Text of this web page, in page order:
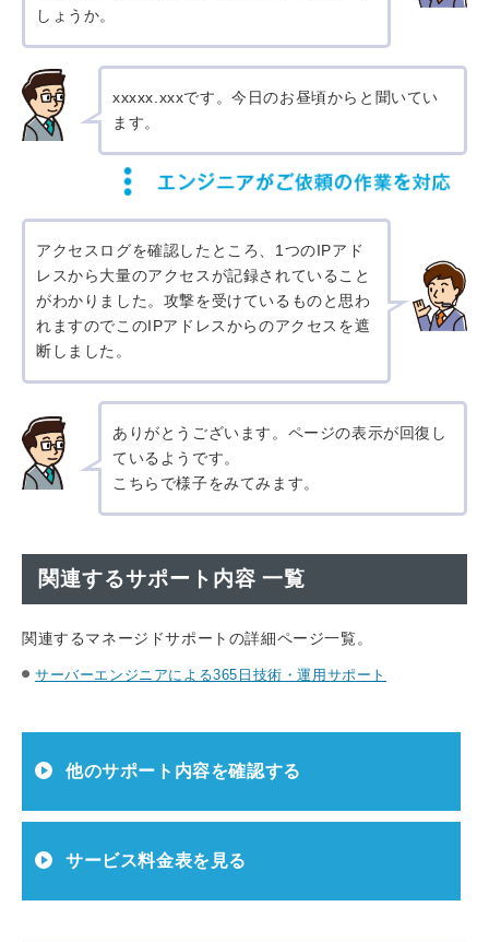
しょうか。
xxxxx.xxxです。今日のお昼頃からと聞いてい
ます。
アクセスログを確認したところ、1つのIPアド
レスから大量のアクセスが記録されていること
がわかりました。攻撃を受けているものと思わ
れますのでこのIPアドレスからのアクセスを遮
断しました。
ありがとうございます。ページの表示が回復し
ているようです。
こちらで様子をみてみます。
関連するサポート内容 一覧
関連するマネージドサポートの詳細ページ一覧。
サーバーエンジニアによる365日技術・運用サポート
他のサポート内容を確認する
サービス料金表を見る